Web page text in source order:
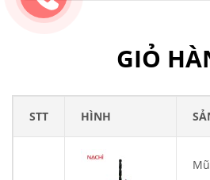
GIỎ
STT HÌNH